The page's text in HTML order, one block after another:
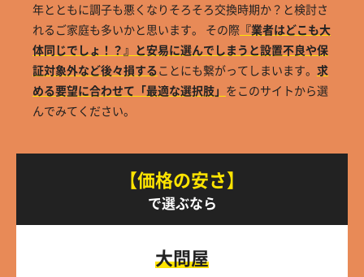
年とともに調子も悪くなりそろそろ交換時期か？と検討さ
れるご家庭も多いかと思います。 その際 『業者はどこも大
体同じでしょ！？』と安易に選んでしまうと設置不良や保
証対象外など後々損することにも繋がってしまいます。 求
める要望に合わせて「最適な選択肢」 をこのサイトから選
んでみてください。
【価格の安さ】
で選ぶなら
大問屋